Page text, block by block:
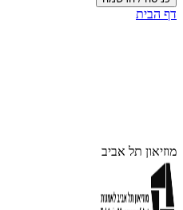
דף הבית
מוזיאון תל אביב